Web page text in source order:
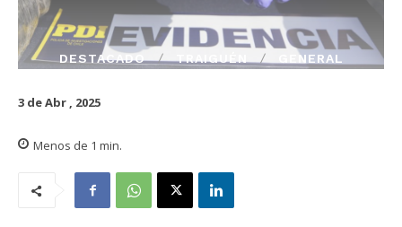
DESTACADO TRAIGUÉN GENERAL
3 de Abr , 2025
Menos de 1 min.